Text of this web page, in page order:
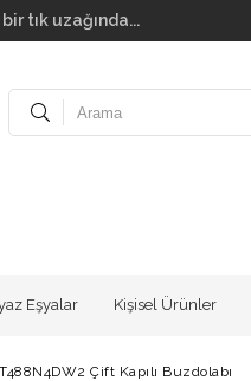
tık uzağında...
Eşyalar Kişisel Ürünler
Çift Kapılı Buzdolabı